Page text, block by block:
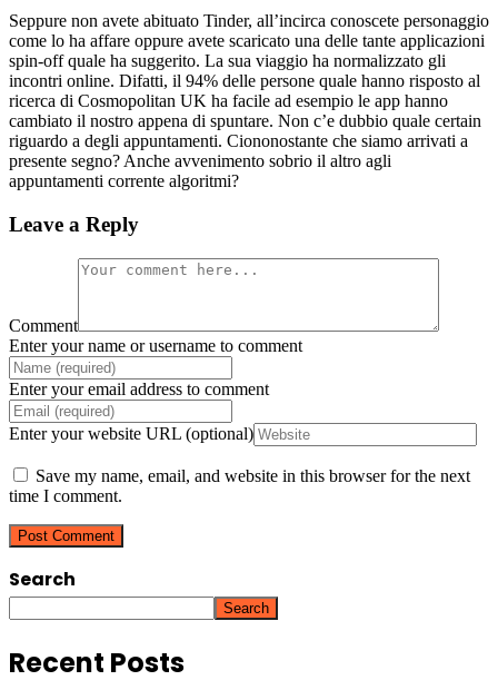
Seppure non avete abituato Tinder, all’incirca conoscete personaggio
come lo ha affare oppure avete scaricato una delle tante applicazioni
spin-off quale ha suggerito. La sua viaggio ha normalizzato gli
incontri online. Difatti, il 94% delle persone quale hanno risposto al
ricerca di Cosmopolitan UK ha facile ad esempio le app hanno
cambiato il nostro appena di spuntare. Non c’e dubbio quale certain
riguardo a degli appuntamenti. Ciononostante che siamo arrivati a
presente segno? Anche avvenimento sobrio il altro agli
appuntamenti corrente algoritmi?
Leave a Reply
Comment
Enter your name or username to comment
Enter your email address to comment
Enter your website URL (optional)
Save my name, email, and website in this browser for the next
time I comment.
Search
Search
Recent Posts